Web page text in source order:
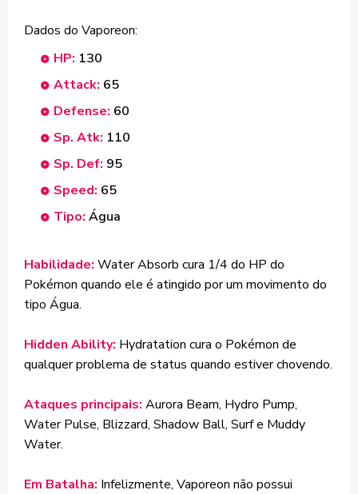
Dados do Vaporeon:
HP: 130
Attack: 65
Defense: 60
Sp. Atk: 110
Sp. Def: 95
Speed: 65
Tipo: Água
Habilidade: Water Absorb cura 1/4 do HP do
Pokémon quando ele é atingido por um movimento do
tipo Água.
Hidden Ability: Hydratation cura o Pokémon de
qualquer problema de status quando estiver chovendo.
Ataques principais: Aurora Beam, Hydro Pump,
Water Pulse, Blizzard, Shadow Ball, Surf e Muddy
Water.
Em Batalha: Infelizmente, Vaporeon não possui